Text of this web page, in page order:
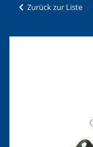
Zurück zur Liste